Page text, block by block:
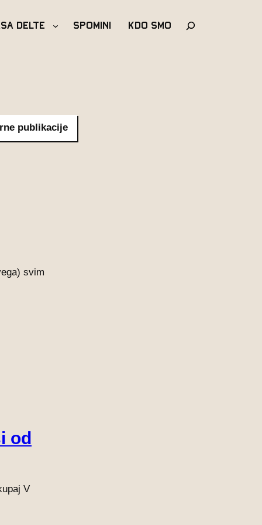
Delte Spomini Kdo Smo Išči
publikacije
svim
od
V